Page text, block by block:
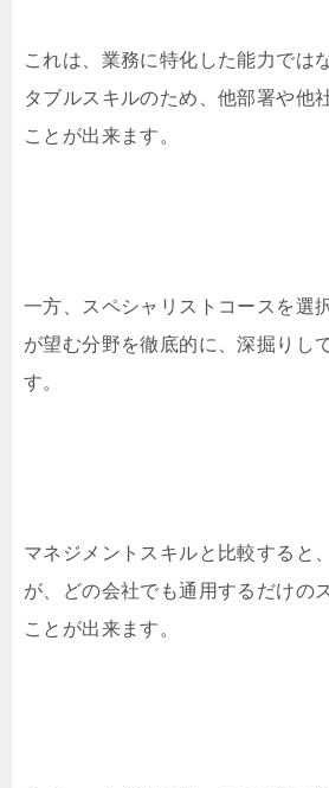
これは、業務に特化した能力では
タブルスキルのため、他部署や他
ことが出来ます。
一方、スペシャリストコースを選
が望む分野を徹底的に、深掘りし
す。
マネジメントスキルと比較すると
が、どの会社でも通用するだけの
ことが出来ます。